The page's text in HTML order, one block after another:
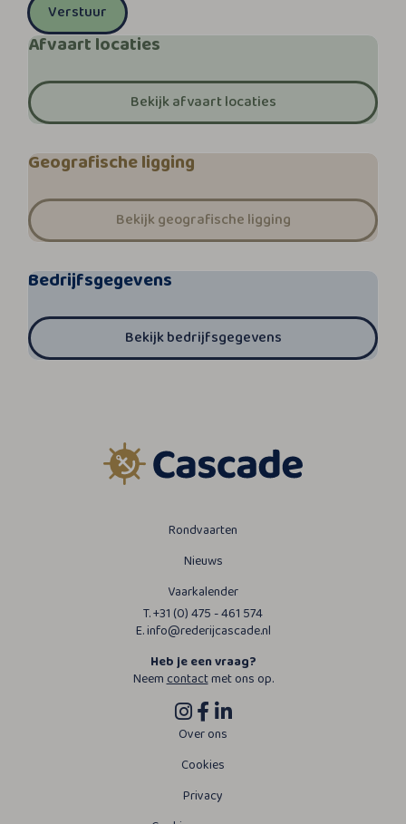
Verstuur
Afvaart locaties
Bekijk afvaart locaties
Geografische ligging
Bekijk geografische ligging
Bedrijfsgegevens
Bekijk bedrijfsgegevens
Rondvaarten
Nieuws
Vaarkalender
T. +31 (0) 475 - 461 574
E. info@rederijcascade.nl
Heb je een vraag?
Neemcontactmet ons op.
Over ons
Cookies
Privacy